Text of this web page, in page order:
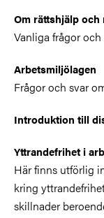
Om rättshjälp och
Vanliga frågor
Arbetsmiljölagen
Frågor och svar
Introduktion till
Yttrandefrihet i
Här finns utförlig
kring
skillnader